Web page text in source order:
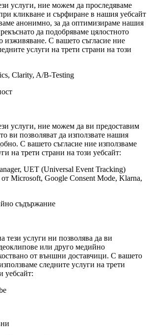
услуги, ние можем да проследяваме
кликване и сърфиране в нашия уебсайт
анонимно, за да оптимизираме нашия
да подобряваме цялостното
изживяване. С вашето съгласие ние
услуги на трети страни на този
Clarity, A/B-Testing
услуги, ние можем да ви предоставим
ви позволяват да използвате нашия
С вашето съгласие ние използваме
на трети страни на този уебсайт:
UET (Universal Event Tracking)
Microsoft, Google Consent Mode, Klarna,
съдържание
тези услуги ни позволява да ви
или друго медийно
от външни доставчици. С вашето
следните услуги на трети
уебсайт: